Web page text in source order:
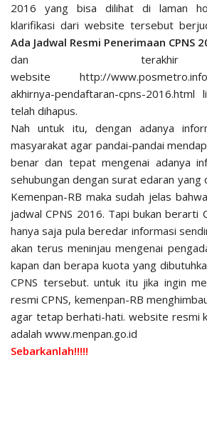
2016 yang bisa dilihat di laman
klarifikasi dari website tersebut
Ada Jadwal Resmi Penerimaan CPNS
dan
website http://www.posmetro.info/
akhirnya-pendaftaran-cpns-2016.html
telah dihapus.
Nah untuk itu, dengan adanya
masyarakat agar pandai-pandai
benar dan tepat mengenai adanya
sehubungan dengan surat edaran yang
Kemenpan-RB maka sudah jelas
jadwal CPNS 2016. Tapi bukan berarti
hanya saja pula beredar informasi
akan terus meninjau mengenai
kapan dan berapa kuota yang
CPNS tersebut. untuk itu jika ingin
resmi CPNS, kemenpan-RB
agar tetap berhati-hati. website resmi
adalah www.menpan.go.id
Sebarkanlah!!!!!